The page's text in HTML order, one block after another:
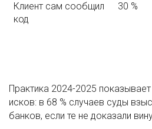
Клиент сам сообщил
код
30 %
Практика 2024-2025
исков: в 68 % случаев суды
банков, если те не доказали